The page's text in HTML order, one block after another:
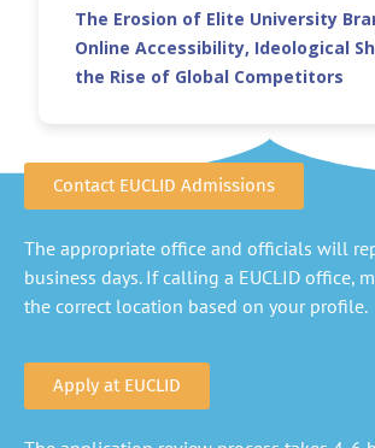
The Erosion of Elite University
Online Accessibility, Ideological
the Rise of Global Competitors
Contact EUCLID Admissions
The appropriate office and officials will
business days. If calling a EUCLID office,
the correct location based on your profile.
Apply at EUCLID